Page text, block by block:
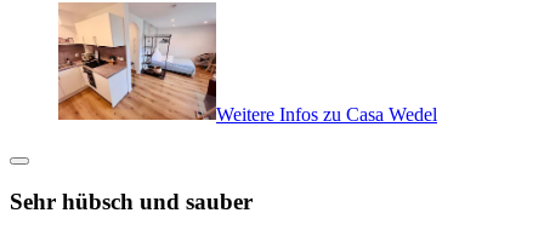
Weitere Infos zu Casa Wedel
Sehr hübsch und sauber